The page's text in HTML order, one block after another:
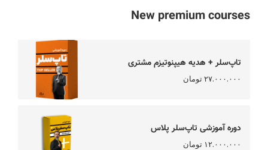
New premium courses
تاپ‌سلر + هدیه هیپنوتیزم مشتری
۲۷.۰۰۰.۰۰۰تومان
دوره آموزشی تاپ‌سلر پلاس
۱۲.۰۰۰.۰۰۰ تومان